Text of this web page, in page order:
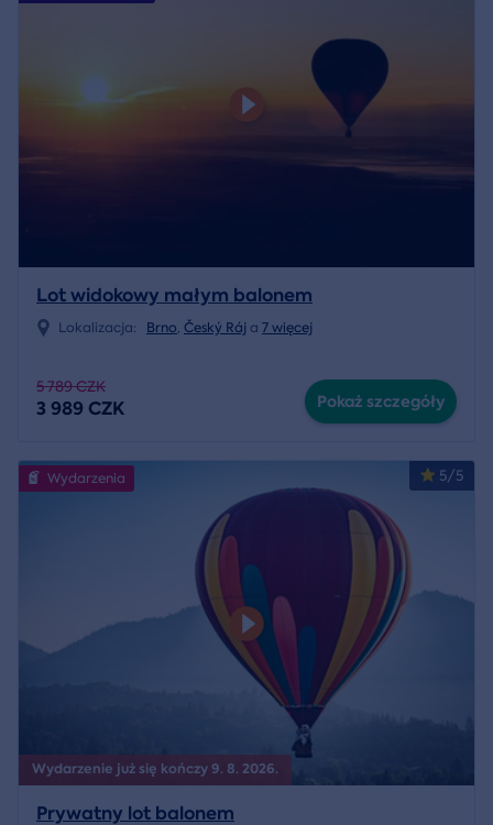
Lot widokowy małym balonem
Lokalizacja: Brno, Český Ráj a 7 więcej
5 789 CZK
3 989 CZK Pokaż szczegóły
Wydarzenie już się kończy 9. 8. 2026.
5/5
Wydarzenia
Prywatny lot balonem